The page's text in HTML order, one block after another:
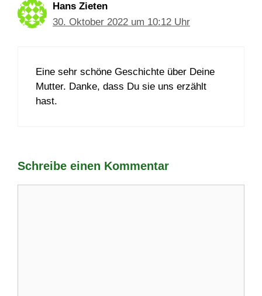
Hans Zieten
30. Oktober 2022 um 10:12 Uhr
Eine sehr schöne Geschichte über Deine
Mutter. Danke, dass Du sie uns erzählt
hast.
Schreibe einen Kommentar